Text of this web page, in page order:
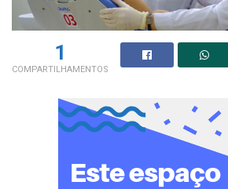
1
COMPARTILHAMENTOS